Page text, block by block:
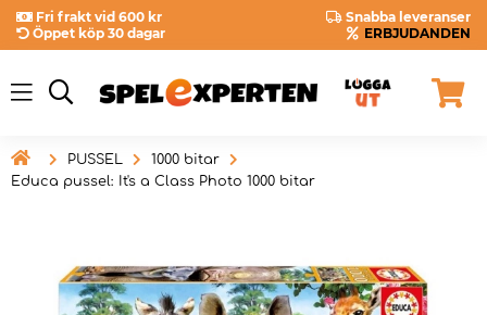
Fri frakt vid 600 kr
Snabba leveranser
Öppet köp 30 dagar
ERBJUDANDEN
 PUSSEL
1000 bitar
Educa pussel: It's a Class Photo 1000 bitar